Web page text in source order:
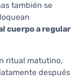
también se
cuerpo a regular
ritual matutino.
después